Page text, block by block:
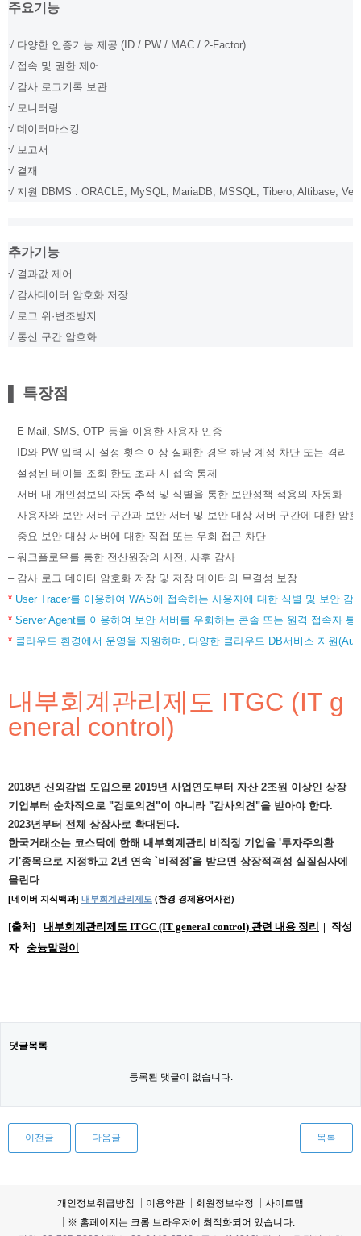
주요기능
√ 다양한 인증기능 제공 (ID / PW / MAC / 2-Factor)
√ 접속 및 권한 제어
√ 감사 로그기록 보관
√ 모니터링
√ 데이터마스킹
√ 보고서
√ 결재
√ 지원 DBMS : ORACLE, MySQL, MariaDB, MSSQL, Tibero, Altibase,
추가기능
√ 결과값 제어
√ 감사데이터 암호화 저장
√ 로그 위·변조방지
√ 통신 구간 암호화
▌ 특장점
– E-Mail, SMS, OTP 등을 이용한 사용자 인증
– ID와 PW 입력 시 설정 횟수 이상 실패한 경우 해당 계정 차단 또는 격리
– 설정된 테이블 조회 한도 초과 시 접속 통제
– 서버 내 개인정보의 자동 추적 및 식별을 통한 보안정책 적용의 자동화
– 사용자와 보안 서버 구간과 보안 서버 및 보안 대상 서버 구간에 대한 암
– 중요 보안 대상 서버에 대한 직접 또는 우회 접근 차단
– 워크플로우를 통한 전산원장의 사전, 사후 감사
– 감사 로그 데이터 암호화 저장 및 저장 데이터의 무결성 보장
* User Tracer를 이용하여 WAS에 접속하는 사용자에 대한 식별 및 보안 감
* Server Agent를 이용하여 보안 서버를 우회하는 콘솔 또는 원격 접속자 통
* 클라우드 환경에서 운영을 지원하며, 다양한 클라우드 DB서비스 지원
내부회계관리제도 ITGC (IT g
eneral control)
2018년 신외감법 도입으로 2019년 사업연도부터 자산 2조원 이상인 상장
기업 부터 순차적으로 "검토의견"이 아니라 "감사의견"을 받아야 한다.
2023년부터 전체 상장사로 확대된다.
한국거래소는 코스닥에 한해 내부회계관리 비적정 기업을 '투자주의환
기'종목으로 지정하고 2년 연속 `비적정'을 받으면 상장적격성 실질심사에
올린다
[네이버 지식백과] 내부회계관리제도 (한경 경제용어사전)
[출처] 내부회계관리제도 ITGC (IT general control) 관련 내용 정리 | 작성
자
숭늉말랑이
댓글목록
등록된 댓글이 없습니다.
이전글 다음글 목록
개인정보취급방침 이용약관 회원정보수정
사이트맵
※ 홈페이지는 크롬 브라우저에 최적화되어 있습니다.